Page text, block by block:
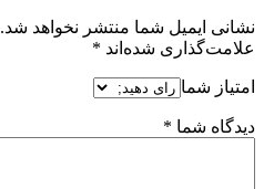
نشانی ایمیل شما منتشر نخواهد شد.
علامت‌گذاری شده‌اند *
امتیاز شما
دیدگاه شما *